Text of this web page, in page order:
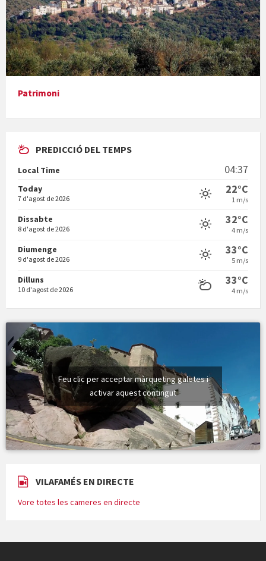
En Bum
Vermuts a la Font. Hit parit
Patrimoni
PREDICCIÓ DEL TEMPS
Local Time 04:37
Today
7 d'agost de 2026
22°C
1 m/s
Dissabte
8 d'agost de 2026
32°C
4 m/s
Diumenge
9 d'agost de 2026
33°C
5 m/s
Dilluns
10 d'agost de 2026
33°C
4 m/s
Feu clic per acceptar màrqueting galetes i
activar aquest contingut
VILAFAMÉS EN DIRECTE
Vore totes les cameres en directe